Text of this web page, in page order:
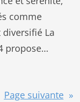
comme
La
propose…
Page suivante »